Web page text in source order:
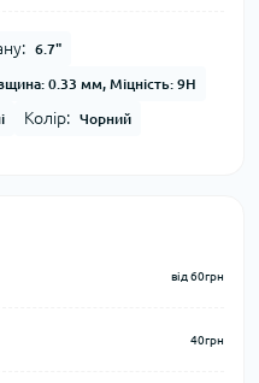
6.7"
0.33 мм, Міцність: 9H
Колір: Чорний
від 60грн
40грн